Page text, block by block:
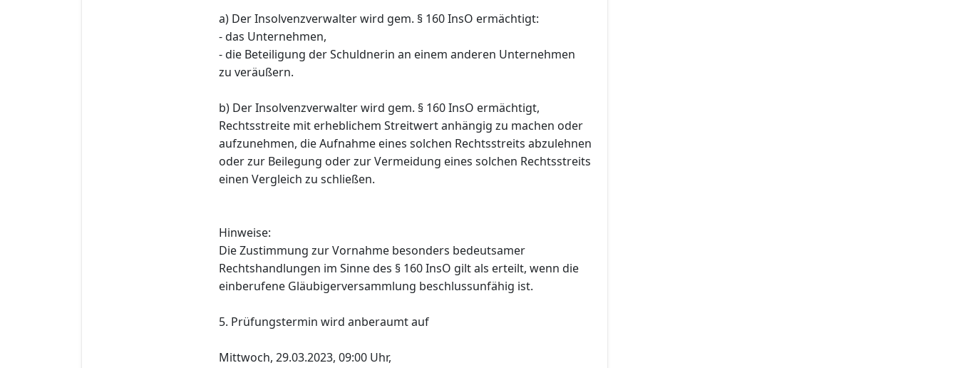
a) Der Insolvenzverwalter wird gem. § 160 InsO ermächtigt:
- das Unternehmen,
- die Beteiligung der Schuldnerin an einem anderen Unternehmen
zu veräußern.
b) Der Insolvenzverwalter wird gem. § 160 InsO ermächtigt,
Rechtsstreite mit erheblichem Streitwert anhängig zu machen oder
aufzunehmen, die Aufnahme eines solchen Rechtsstreits abzulehnen
oder zur Beilegung oder zur Vermeidung eines solchen Rechtsstreits
einen Vergleich zu schließen.
Hinweise:
Die Zustimmung zur Vornahme besonders bedeutsamer
Rechtshandlungen im Sinne des § 160 InsO gilt als erteilt, wenn die
einberufene Gläubigerversammlung beschlussunfähig ist.
5. Prüfungstermin wird anberaumt auf
Mittwoch, 29.03.2023, 09:00 Uhr,